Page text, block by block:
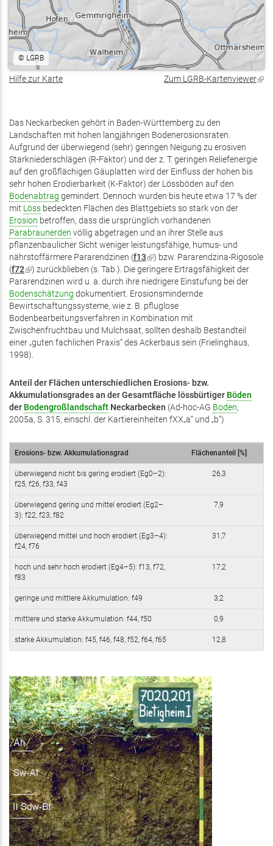
© LGRB
Hilfe zur Karte Zum LGRB-Kartenviewer
Das Neckarbecken gehört in Baden-Württemberg zu den
Landschaften mit hohen langjährigen Bodenerosionsraten.
Aufgrund der überwiegend (sehr) geringen Neigung zu erosiven
Starkniederschlägen (R-Faktor) und der z. T. geringen Reliefenergie
auf den großflächigen Gäuplatten wird der Einfluss der hohen bis
sehr hohen Erodierbarkeit (K-Faktor) der Lössböden auf den
Bodenabtrag gemindert. Dennoch wurden bis heute etwa 17 % der
mit Löss bedeckten Flächen des Blattgebiets so stark von der
Erosion betroffen, dass die ursprünglich vorhandenen
Parabraunerden völlig abgetragen und an ihrer Stelle aus
pflanzenbaulicher Sicht weniger leistungsfähige, humus- und
nährstoffärmere Pararendzinen (f13(Link
ist
extern)
) bzw. Pararendzina-Rigosole
(f72(Link
ist
extern)
) zurückblieben (s. Tab.). Die geringere Ertragsfähigkeit der
Pararendzinen wird u. a. durch ihre niedrigere Einstufung bei der
Bodenschätzung dokumentiert. Erosionsmindernde
Bewirtschaftungssysteme, wie z. B. pfluglose
Bodenbearbeitungsverfahren in Kombination mit
Zwischenfruchtbau und Mulchsaat, sollten deshalb Bestandteil
einer „guten fachlichen Praxis“ des Ackerbaus sein (Frielinghaus,
1998).
Anteil der Flächen unterschiedlichen Erosions- bzw.
Akkumulationsgrades an der Gesamtfläche lössbürtiger Böden
der Bodengroßlandschaft Neckarbecken (Ad-hoc-AG Boden,
2005a, S. 315; einschl. der Kartiereinheiten fXX„a“ und „b“)
Erosions- bzw. Akkumulationsgrad Flächenanteil [%]
überwiegend nicht bis gering erodiert (Eg0–2):
f25, f26, f33, f43
26,3
überwiegend gering und mittel erodiert (Eg2–
3): f22, f23, f82
7,9
überwiegend mittel und hoch erodiert (Eg3–4):
f24, f76
31,7
hoch und sehr hoch erodiert (Eg4–5): f13, f72,
f83
17,2
geringe und mittlere Akkumulation: f49 3,2
mittlere und starke Akkumulation: f44, f50 0,9
starke Akkumulation: f45, f46, f48, f52, f64, f65 12,8